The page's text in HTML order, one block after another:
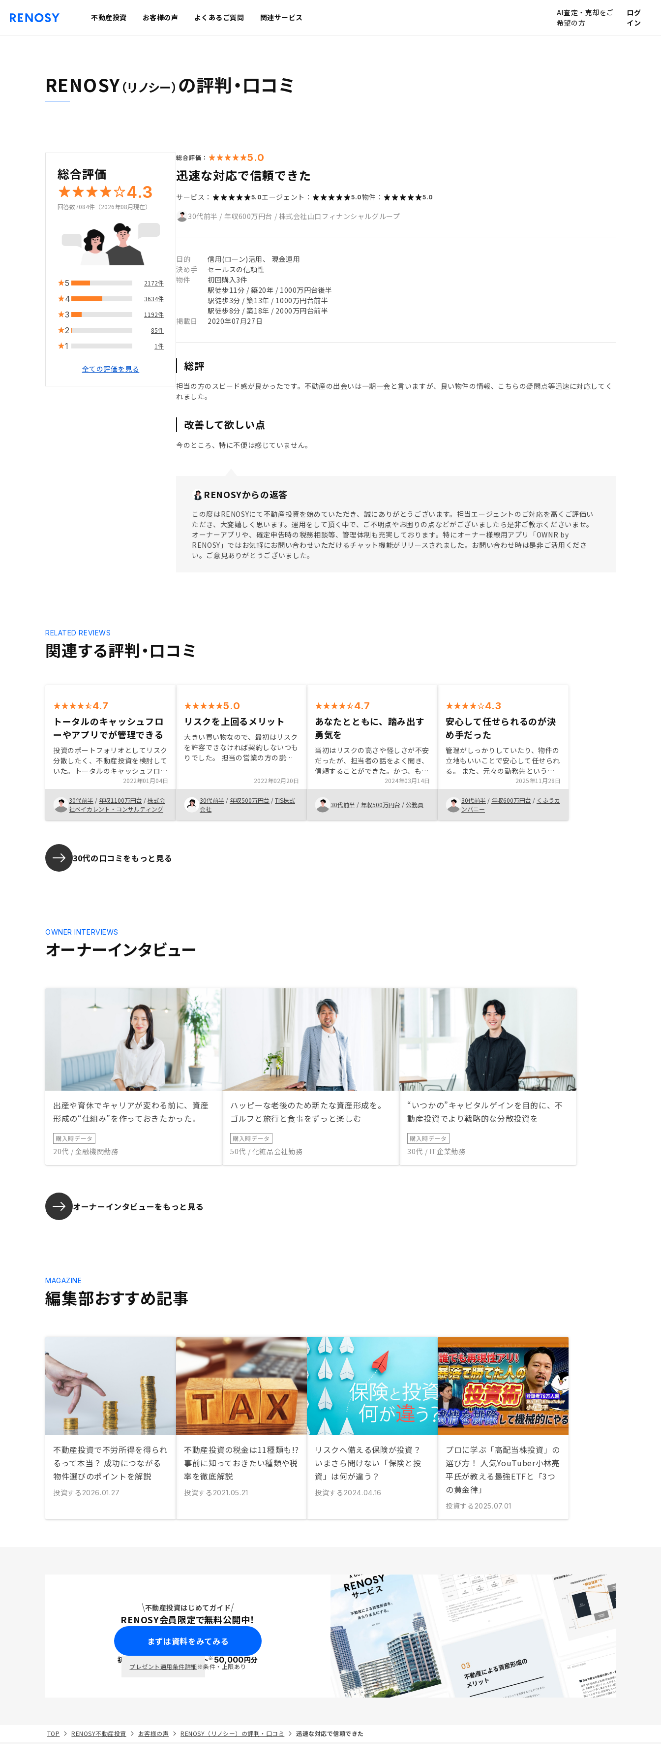
不動産投資 お客様の声 よくあるご質問 関連サービス
AI査定・売却をご
希望の方
ログ
イン
RENOSY（リノシー） の評判・口コミ
総合評価
4.3
回答数7084件（2026年08月現在）
5 2172件
4 3634件
3 1192件
2 85件
1 1件
全ての評価を見る
総合評価： 5.0
迅速な対応で信頼できた
サービス： 5.0エージェント： 5.0物件： 5.0
30代前半 / 年収600万円台 / 株式会社山口フィナンシャルグループ
目的
信用(ローン)活用、 現金運用
決め手
セールスの信頼性
物件
初回購入3件
駅徒歩11分 / 築20年 / 1000万円台後半
駅徒歩3分 / 築13年 / 1000万円台前半
駅徒歩8分 / 築18年 / 2000万円台前半
掲載日
2020年07月27日
総評
担当の方のスピード感が良かったです。不動産の出会いは一期一会と言いますが、良い物件の情報、こちらの疑問点等迅速に対応してく
れました。
改善して欲しい点
今のところ、特に不便は感じていません。
RENOSYからの返答
この度はRENOSYにて不動産投資を始めていただき、誠にありがとうございます。担当エージェントのご対応を高くご評価い
ただき、大変嬉しく思います。運用をして頂く中で、ご不明点やお困りの点などがございましたら是非ご教示くださいませ。
オーナーアプリや、確定申告時の税務相談等、管理体制も充実しております。特にオーナー様線用アプリ「OWNR by
RENOSY」ではお気軽にお問い合わせいただけるチャット機能がリリースされました。お問い合わせ時は是非ご活用くださ
い。ご意見ありがとうございました。
関連する評判・口コミ
RELATED REVIEWS
4.7
トータルのキャッシュフロ
ーやアプリでが管理できる
投資のポートフォリオとしてリスク
分散したく、不動産投資を検討して
いた。トータルのキャッシュフロー
やアプリで管理できる点が良かっ
た。
2022年01月04日
30代前半 / 年収1100万円台 /株式会
社ベイカレント・コンサルティング
5.0
リスクを上回るメリット
大きい買い物なので、最初はリスク
を許容できなければ契約しないつも
りでした。 担当の営業の方の説明
ていると感じ、最終的に契約しまし
た。 不動産投資は現物資産なの
で、リスクを予想して対策を立て易
いのと、東京のマンション価値がこ
の先暴落する可能性が低いことが決
2022年02月20日
30代前半 / 年収500万円台 /TIS株式
会社
4.7
あなたとともに、踏み出す
勇気を
当初はリスクの高さや怪しさが不安
だったが、担当者の話をよく聞き、
信頼することができた。かつ、もと
もと現在の収入や貯金のままでは将
来が不安だったので、投資をはじめ
とした資産運用に興味があった。そ
こで不動産投資も始めた方がいいと
思っていたところで持ちかけられた
2024年03月14日
30代前半 / 年収500万円台 / 公務員
4.3
安心して任せられるのが決
め手だった
管理がしっかりしていたり、物件の
立地もいいことで安心して任せられ
る。 また、元々の勤務先というこ
ともあり信頼できるので購入してよ
かった。 将来的に不動産投資をす
ることで老後の資産形成としてもて
るので長期で保有したい。
2025年11月28日
30代前半 / 年収600万円台 / くふうカ
ンパニー
30代の口コミをもっと見る
オーナーインタビュー
OWNER INTERVIEWS
出産や育休でキャリアが変わる前に、資産
形成の“仕組み”を作っておきたかった。
購入時データ
20代 / 金融機関勤務
ハッピーな老後のため新たな資産形成を。
ゴルフと旅行と食事をずっと楽しむ
購入時データ
50代 / 化粧品会社勤務
“いつかの”キャピタルゲインを目的に、不
動産投資でより戦略的な分散投資を
購入時データ
30代 / IT企業勤務
オーナーインタビューをもっと見る
編集部おすすめ記事
MAGAZINE
不動産投資で不労所得を得られ
るって本当？ 成功につながる
物件選びのポイントを解説
投資する 2026.01.27
不動産投資の税金は11種類も!?
事前に知っておきたい種類や税
率を徹底解説
投資する 2021.05.21
リスクへ備える保険が投資？
いまさら聞けない「保険と投
資」は何が違う？
投資する 2024.04.16
プロに学ぶ「高配当株投資」の
選び方！ 人気YouTuber小林亮
平氏が教える最強ETFと「3つ
の黄金律」
投資する 2025.07.01
不動産投資はじめてガイド
RENOSY会員限定で無料公開中！
まずは資料をみてみる
初回面談で ポイント※50,000円分
プレゼント適用条件詳細※条件・上限あり
TOP RENOSY不動産投資 お客様の声 RENOSY（リノシー）の評判・口コミ 迅速な対応で信頼できた